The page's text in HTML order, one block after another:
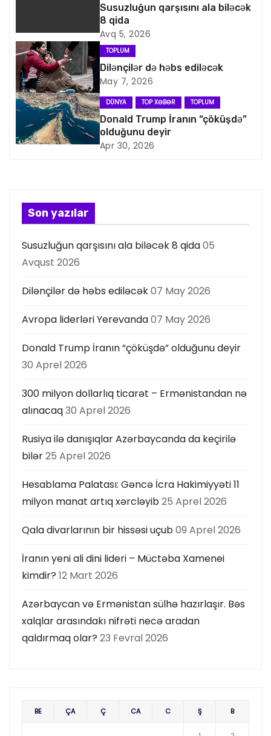
i
q
a
s
i
s
ı
Susuzluğun qarşısını ala biləcək
8 qida
Avq 5, 2026
TOPLUM
Dilənçilər də həbs ediləcək
May 7, 2026
DÜNYA TOP XƏBƏR TOPLUM
Donald Trump İranın “çöküşdə”
olduğunu deyir
Apr 30, 2026
Son yazılar
Susuzluğun qarşısını ala biləcək 8 qida05
Avqust 2026
Dilənçilər də həbs ediləcək07 May 2026
Avropa liderləri Yerevanda07 May 2026
Donald Trump İranın “çöküşdə” olduğunu deyir
30 Aprel 2026
300 milyon dollarlıq ticarət – Ermənistandan nə
alınacaq30 Aprel 2026
Rusiya ilə danışıqlar Azərbaycanda da keçirilə
bilər25 Aprel 2026
Hesablama Palatası: Gəncə İcra Hakimiyyəti 11
milyon manat artıq xərcləyib25 Aprel 2026
Qala divarlarının bir hissəsi uçub09 Aprel 2026
İranın yeni ali dini lideri – Müctəba Xamenei
kimdir? 12 Mart 2026
Azərbaycan və Ermənistan sülhə hazırlaşır. Bəs
xalqlar arasındakı nifrəti necə aradan
qaldırmaq olar? 23 Fevral 2026
BE ÇA Ç CA C Ş B